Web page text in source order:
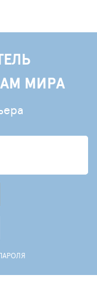
МИРА